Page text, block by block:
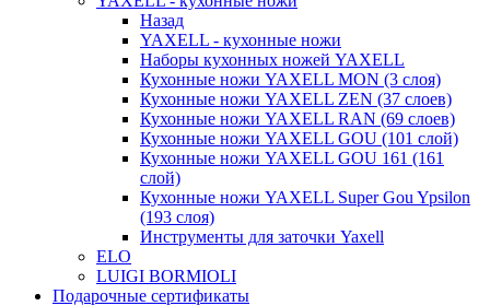
Назад
YAXELL - кухонные ножи
Наборы кухонных ножей YAXELL
Кухонные ножи YAXELL MON (3 слоя)
Кухонные ножи YAXELL ZEN (37 слоев)
Кухонные ножи YAXELL RAN (69 слоев)
Кухонные ножи YAXELL GOU (101 слой)
Кухонные ножи YAXELL GOU 161 (161
слой)
Кухонные ножи YAXELL Super Gou Ypsilon
(193 слоя)
Инструменты для заточки Yaxell
ELO
LUIGI BORMIOLI
Подарочные сертификаты